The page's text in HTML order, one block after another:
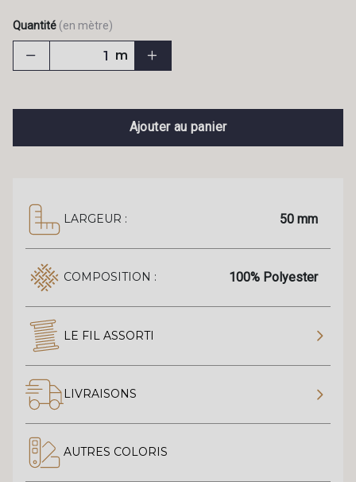
Quantité (en mètre)
m
Ajouter au panier
LARGEUR : 50 mm
COMPOSITION : 100% Polyester
LE FIL ASSORTI
LIVRAISONS
AUTRES COLORIS